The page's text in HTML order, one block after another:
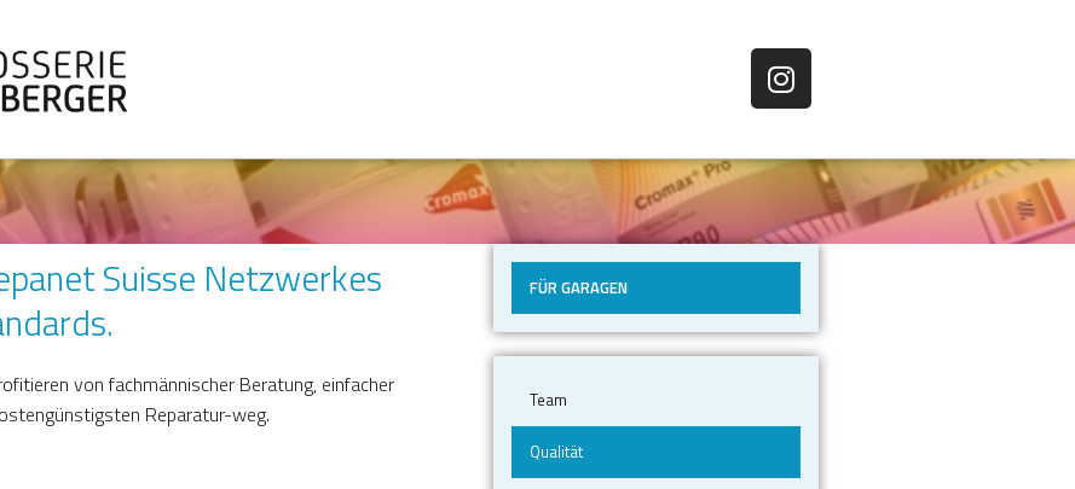
Suisse Netzwerkes
von fachmännischer Beratung, einfacher
Reparatur-weg.
FÜR GARAGEN
Team
Qualität